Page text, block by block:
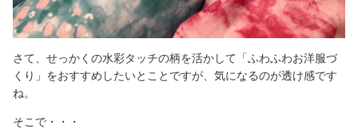
さて、せっかくの水彩タッチの柄を活かして「ふわふわお洋服づ
くり」をおすすめしたいとことですが、気になるのが透け感です
ね。
そこで・・・